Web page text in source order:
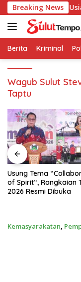
Langsung
ke
konten
Breaking News
Panti Lanjut Usia
Berita Kriminal
Wagub Sulut
Taptu
Usung Tema
of Spirit“, Rangkaian
2026 Resmi Dibuka
Kemasyarakatan,